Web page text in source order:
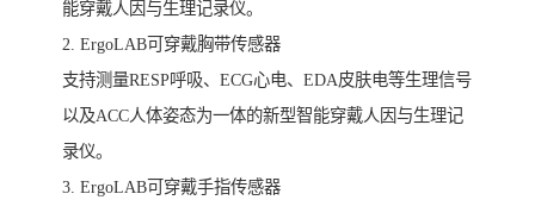
能穿戴人因与生理记录仪。
2. ErgoLAB可穿戴胸带传感器
支持测量RESP呼吸、ECG心电、EDA皮肤电等生理信号
以及ACC人体姿态为一体的新型智能穿戴人因与生理记
录仪。
3. ErgoLAB可穿戴手指传感器